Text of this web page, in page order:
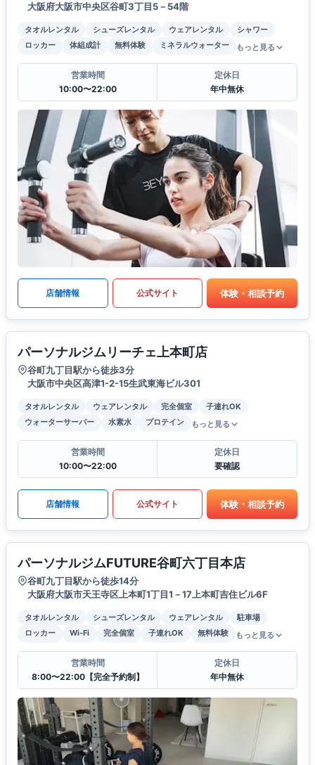
大阪府大阪市中央区谷町3丁目5－54階
タオルレンタル シューズレンタル ウェアレンタル
シャワー
ロッカー
体組成計 無料体験 ミネラルウォーター もっと見る
営業時間
10:00〜22:00
定休日
年中無休
店舗情報 公式サイト 体験・相談予約
パーソナルジムリーチェ上本町店
谷町九丁目駅から徒歩3分
大阪市中央区高津1-2-15生武東海ビル301
タオルレンタル ウェアレンタル 完全個室
子連れOK
ウォーターサーバー
水素水 プロテイン もっと見る
営業時間
10:00〜22:00
定休日
要確認
店舗情報 公式サイト 体験・相談予約
パーソナルジムFUTURE谷町六丁目本店
谷町九丁目駅から徒歩14分
大阪府大阪市天王寺区上本町1丁目1－17上本町吉住ビル6F
タオルレンタル シューズレンタル ウェアレンタル
駐車場
ロッカー
Wi-Fi 完全個室 子連れOK 無料体験 もっと見る
営業時間
8:00〜22:00【完全予約制】
定休日
年中無休